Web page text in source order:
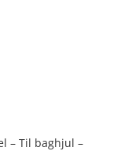
– Til baghjul –